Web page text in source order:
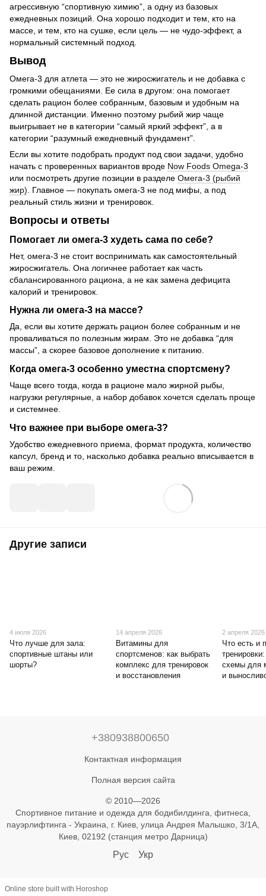
агрессивную “спортивную химию”, а одну из базовых
ежедневных позиций. Она хорошо подходит и тем, кто на
массе, и тем, кто на сушке, если цель — не чудо-эффект, а
нормальный системный подход.
Вывод
Омега-3 для атлета — это не жиросжигатель и не добавка с
громкими обещаниями. Ее сила в другом: она помогает
сделать рацион более собранным, базовым и удобным на
длинной дистанции. Именно поэтому рыбий жир чаще
выигрывает не в категории “самый яркий эффект”, а в
категории “разумный ежедневный фундамент”.
Если вы хотите подобрать продукт под свои задачи, удобно
начать с проверенных вариантов вроде Now Foods Omega-3
или посмотреть другие позиции в разделе Омега-3 (рыбий
жир) . Главное — покупать омега-3 не под мифы, а под
реальный стиль жизни и тренировок.
Вопросы и ответы
Помогает ли омега-3 худеть сама по себе?
Нет, омега-3 не стоит воспринимать как самостоятельный
жиросжигатель. Она логичнее работает как часть
сбалансированного рациона, а не как замена дефицита
калорий и тренировок.
Нужна ли омега-3 на массе?
Да, если вы хотите держать рацион более собранным и не
проваливаться по полезным жирам. Это не добавка “для
массы”, а скорее базовое дополнение к питанию.
Когда омега-3 особенно уместна спортсмену?
Чаще всего тогда, когда в рационе мало жирной рыбы,
нагрузки регулярные, а набор добавок хочется сделать проще
и системнее.
Что важнее при выборе омега-3?
Удобство ежедневного приема, формат продукта, количество
капсул, бренд и то, насколько добавка реально вписывается в
ваш режим.
Другие записи
4 июля 2026
Что лучше для зала:
спортивные штаны или
шорты?
14 апреля 2026
Витамины для
спортсменов: как выбрать
комплекс для тренировок
и восстановления
2 апреля 2026
Что есть и
схемы для
и
+380938800650
Контактная информация
Полная версия сайта
© 2010—2026
Спортивное питание и одежда для бодибилдинга, фитнеса,
пауэрлифтинга - Украина, г. Киев, улица Андрея Малышко, 3/1А,
Киев, 02192 (станция метро Дарница)
Рус Укр
Online store built with Horoshop